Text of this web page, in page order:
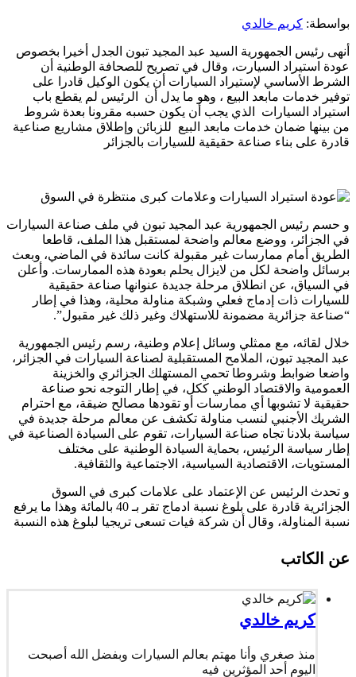
بواسطة: كريم خالدي
أنهى رئيس الجمهورية السيد عبد المجيد تبون الجدل أخيرا بخصوص
عودة استيراد السيارت، وقال في تصريح للصحافة الوطنية أن
الشرط الأساسي لإستيراد السيارات أن يكون الوكيل قادرا على
توفير خدمات مابعد البيع ، وهو ما يدل أن الرئيس لم يقطع باب
استيراد السيارات الذي يجب أن يكون حسبه مقرونا بعدة شروط
من بينها ضمان خدمات مابعد البيع للزبائن وإطلاق مشاريع صناعية
قادرة على بناء صناعة حقيقية للسيارات بالجزائر
و حسم رئيس الجمهورية عبد المجيد تبون في ملف صناعة السيارات
في الجزائر، ووضع معالم واضحة لمستقبل هذا الملف، قاطعا
الطريق أمام ممارسات غير مقبولة كانت سائدة في الماضي، وبعث
برسائل واضحة لكل من لايزال يحلم بعودة هذه الممارسات. وأعلن
في السياق، عن انطلاق مرحلة جديدة عنوانها صناعة حقيقية
للسيارات ذات إدماج فعلي وشبكة مناولة محلية، وهذا في إطار
“صناعة جزائرية مضمونة للاستهلاك وغير ذلك غير مقبول”.
خلال لقائه، مع ممثلي وسائل إعلام وطنية، رسم رئيس الجمهورية
عبد المجيد تبون، الملامح المستقبلية لصناعة السيارات في الجزائر،
واضعا ضوابط وشروطا تحمي المستهلك الجزائري والخزينة
العمومية والاقتصاد الوطني ككل، في إطار التوجه نحو صناعة
حقيقية لا تشوبها أي ممارسات أو تقودها مصالح ضيقة، مع احترام
الشريك الأجنبي لنسب مناولة تكشف عن معالم مرحلة جديدة في
سياسة بلادنا تجاه صناعة السيارات، تقوم على السيادة الصناعية في
إطار سياسة الرئيس، بحماية السيادة الوطنية على مختلف
المستويات، الاقتصادية السياسية، الاجتماعية والثقافية.
و تحدث الرئيس عن الإعتماد على علامات كبرى في السوق
الجزائرية قادرة على بلوغ نسبة ادماج تقر بـ 40 بالمائة وهذا ما يرفع
نسبة المناولة، وقال أن شركة فيات تسعى تريجيا لبلوغ هذه النسبة
عن الكاتب
كريم خالدي
منذ صغري وأنا مهتم بعالم السيارات وبفضل الله أصبحت
اليوم أحد المؤثرين فيه